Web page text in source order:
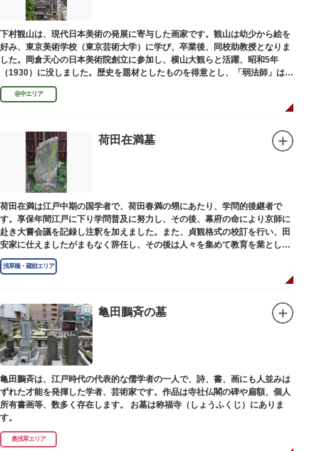
下村観山は、現代日本美術の発展に寄与した画家です。観山は幼少から絵を
好み、東京美術学校（東京芸術大学）に学び、卒業後、同校助教授となりま
した。岡倉天心の日本美術院創立に参加し、横山大観らと活躍、昭和5年
（1930）に没しました。歴史を題材としたものを得意とし、「弱法師」は代
表作です。お墓は安立寺（あんりゅうじ）にあります。
谷中エリア
荷田在満墓
荷田在満は江戸中期の国学者で、荷田春満の甥にあたり、学問的後継者で
す。享保年間江戸に下り学問普及に努力し、その後、幕府の命により京師に
赴き大嘗会議を記録し注釈を加えました。また、貞観格式の校訂を行い、田
安家に仕えましたがまもなく辞任し、その後は人々を集めて教育を業としま
した。お墓は金竜寺（きんりゅうじ）境内にあります。
浅草橋・蔵前エリア
亀田鵬斉の墓
亀田鵬斉は、江戸時代の代表的な儒学者の一人で、詩、書、画にも人並みは
ずれた才能を発揮した学者、芸術家です。作品は寺社仏閣の碑や扁額、個人
所有書画等、数多く存在します。 お墓は称福寺（しょうふくじ）にありま
す。
奥浅草エリア